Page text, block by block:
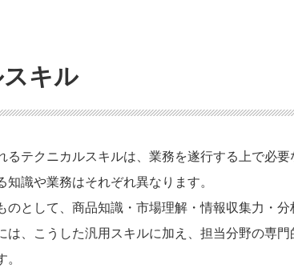
キル
るテクニカルスキルは、業務を遂行する上で必
知識や業務はそれぞれ異なります。
のとして、商品知識・市場理解・情報収集力・
は、こうした汎用スキルに加え、担当分野の専